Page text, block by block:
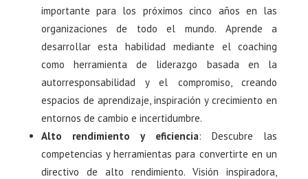
importante para los próximos cinco años en las
organizaciones de todo el mundo. Aprende a
desarrollar esta habilidad mediante el coaching
como herramienta de liderazgo basada en la
autorresponsabilidad y el compromiso, creando
espacios de aprendizaje, inspiración y crecimiento en
entornos de cambio e incertidumbre.
Alto rendimiento y eficiencia: Descubre las
competencias y herramientas para convertirte en un
directivo de alto rendimiento. Visión inspiradora,